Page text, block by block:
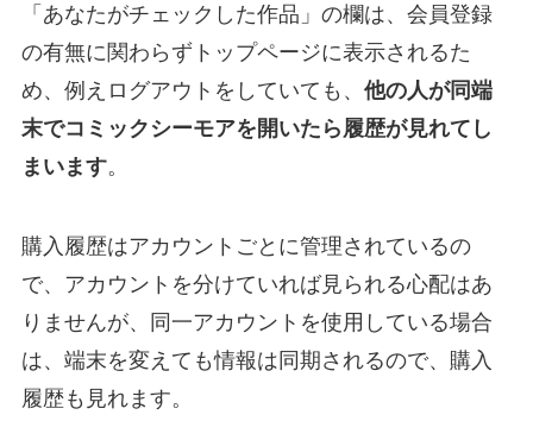
「あなたがチェックした作品」の欄は、会員登録
の有無に関わらずトップページに表示されるた
め、例えログアウトをしていても、 他の人が同端
末でコミックシーモアを開いたら履歴が見れてし
まいます。
購入履歴はアカウントごとに管理されているの
で、アカウントを分けていれば見られる心配はあ
りませんが、同一アカウントを使用している場合
は、端末を変えても情報は同期されるので、購入
履歴も見れます。